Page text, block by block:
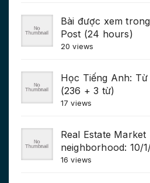
Bài được xem
Post (24 hours)
20 views
Học Tiếng Anh:
(236 + 3 từ)
17 views
Real Estate
neighborhood: 10/
16 views